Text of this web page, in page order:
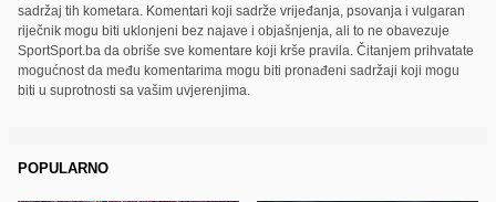
sadržaj tih kometara. Komentari koji sadrže vrijeđanja, psovanja i vulgaran
riječnik mogu biti uklonjeni bez najave i objašnjenja, ali to ne obavezuje
SportSport.ba da obriše sve komentare koji krše pravila. Čitanjem prihvatate
mogućnost da među komentarima mogu biti pronađeni sadržaji koji mogu
biti u suprotnosti sa vašim uvjerenjima.
POPULARNO